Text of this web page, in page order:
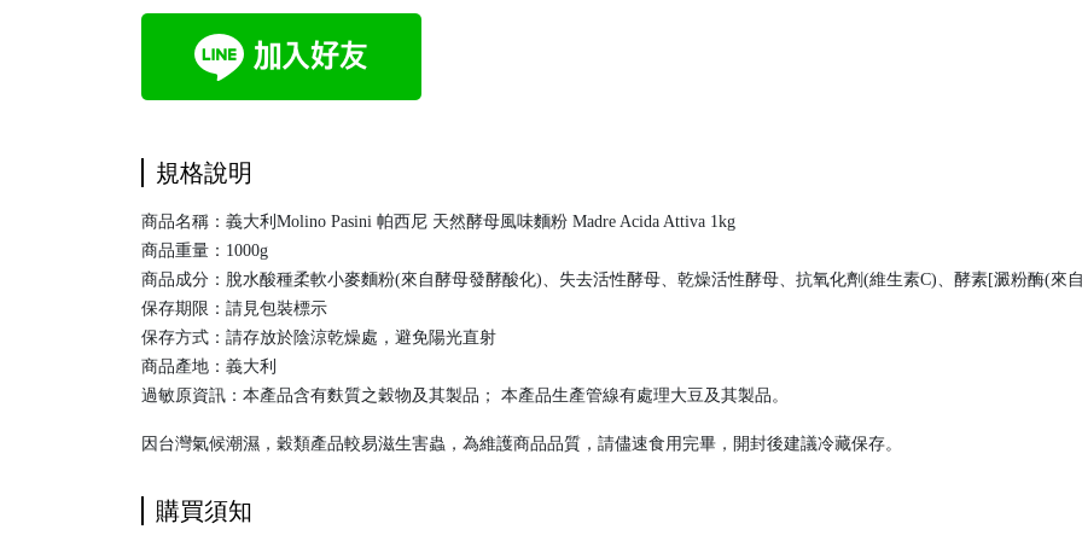
規格說明
商品名稱：義大利Molino Pasini 帕西尼 天然酵母風味麵粉 Madre Acida Attiva 1kg
商品重量：1000g
商品成分：脫水酸種柔軟小麥麵粉(來自酵母發酵酸化)、失去活性酵母、乾燥活性酵母、抗氧化劑(維生素C)、酵素[澱粉酶(來
保存期限：請見包裝標示
保存方式：請存放於陰涼乾燥處，避免陽光直射
商品產地：義大利
過敏原資訊：本產品含有麩質之穀物及其製品； 本產品生產管線有處理大豆及其製品。
因台灣氣候潮濕，穀類產品較易滋生害蟲，為維護商品品質，請儘速食用完畢，開封後建議冷藏保存。
購買須知